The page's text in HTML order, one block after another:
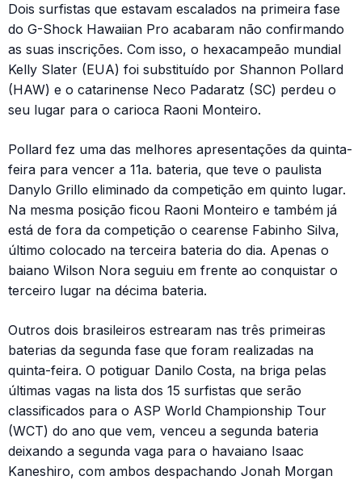
Dois surfistas que estavam escalados na primeira fase
do G-Shock Hawaiian Pro acabaram não confirmando
as suas inscrições. Com isso, o hexacampeão mundial
Kelly Slater (EUA) foi substituído por Shannon Pollard
(HAW) e o catarinense Neco Padaratz (SC) perdeu o
seu lugar para o carioca Raoni Monteiro.
Pollard fez uma das melhores apresentações da quinta-
feira para vencer a 11a. bateria, que teve o paulista
Danylo Grillo eliminado da competição em quinto lugar.
Na mesma posição ficou Raoni Monteiro e também já
está de fora da competição o cearense Fabinho Silva,
último colocado na terceira bateria do dia. Apenas o
baiano Wilson Nora seguiu em frente ao conquistar o
terceiro lugar na décima bateria.
Outros dois brasileiros estrearam nas três primeiras
baterias da segunda fase que foram realizadas na
quinta-feira. O potiguar Danilo Costa, na briga pelas
últimas vagas na lista dos 15 surfistas que serão
classificados para o ASP World Championship Tour
(WCT) do ano que vem, venceu a segunda bateria
deixando a segunda vaga para o havaiano Isaac
Kaneshiro, com ambos despachando Jonah Morgan